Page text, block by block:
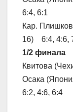
6:4, 6:1
Кар.
16) 6:4, 4:6,
1/2 финала
Квитова
Осака
6:2, 4:6, 6:4